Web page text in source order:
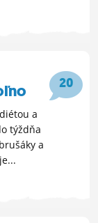
20
a
týždňa
a